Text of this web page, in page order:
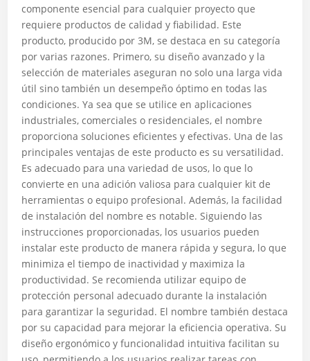
componente esencial para cualquier proyecto que
requiere productos de calidad y fiabilidad. Este
producto, producido por 3M, se destaca en su categoría
por varias razones. Primero, su diseño avanzado y la
selección de materiales aseguran no solo una larga vida
útil sino también un desempeño óptimo en todas las
condiciones. Ya sea que se utilice en aplicaciones
industriales, comerciales o residenciales, el nombre
proporciona soluciones eficientes y efectivas. Una de las
principales ventajas de este producto es su versatilidad.
Es adecuado para una variedad de usos, lo que lo
convierte en una adición valiosa para cualquier kit de
herramientas o equipo profesional. Además, la facilidad
de instalación del nombre es notable. Siguiendo las
instrucciones proporcionadas, los usuarios pueden
instalar este producto de manera rápida y segura, lo que
minimiza el tiempo de inactividad y maximiza la
productividad. Se recomienda utilizar equipo de
protección personal adecuado durante la instalación
para garantizar la seguridad. El nombre también destaca
por su capacidad para mejorar la eficiencia operativa. Su
diseño ergonómico y funcionalidad intuitiva facilitan su